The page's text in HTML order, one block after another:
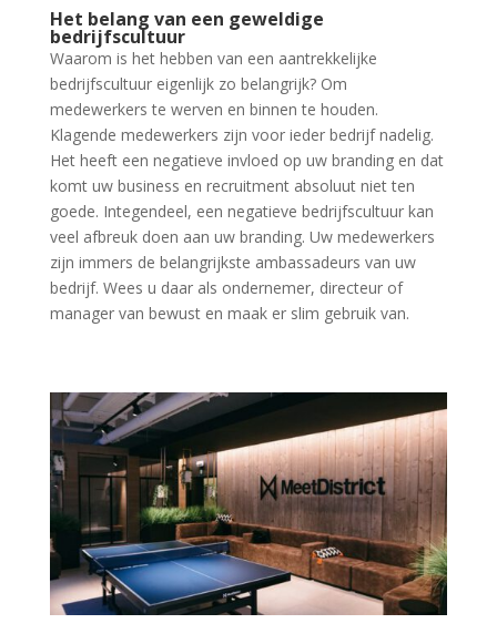
Het belang van een geweldige
bedrijfscultuur
Waarom is het hebben van een aantrekkelijke
bedrijfscultuur eigenlijk zo belangrijk? Om
medewerkers te werven en binnen te houden.
Klagende medewerkers zijn voor ieder bedrijf nadelig.
Het heeft een negatieve invloed op uw branding en dat
komt uw business en recruitment absoluut niet ten
goede. Integendeel, een negatieve bedrijfscultuur kan
veel afbreuk doen aan uw branding. Uw medewerkers
zijn immers de belangrijkste ambassadeurs van uw
bedrijf. Wees u daar als ondernemer, directeur of
manager van bewust en maak er slim gebruik van.